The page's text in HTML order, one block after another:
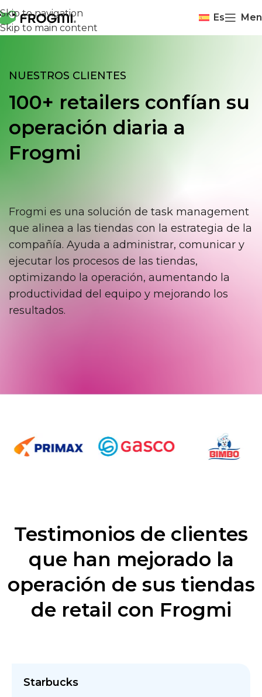
Skip to navigation
Skip to main content
Es
NUESTROS CLIENTES
100+ retailers confían su
operación diaria a
Frogmi
Frogmi es una solución de task management
que alinea a las tiendas con la estrategia de la
compañía. Ayuda a administrar, comunicar y
ejecutar los procesos de las tiendas,
optimizando la operación, aumentando la
productividad del equipo y mejorando los
resultados.
Testimonios de clientes
que han mejorado la
operación de sus tiendas
de retail con Frogmi
Starbucks